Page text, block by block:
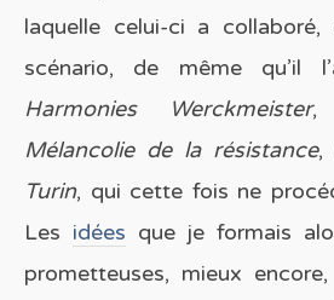
laquelle celui-ci a
scénario, de même qu’il
Harmonies Werckmeister,
Mélancolie de la résistance,
Turin, qui cette fois ne
Les idées que je formais
prometteuses, mieux